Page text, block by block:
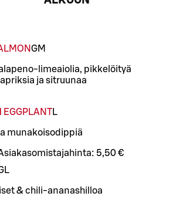
GM
limeaiolia, pikkelöityä
ja sitruunaa
EGGPLANTL
munakoisodippiä
5,50 €
L
& chili-ananashilloa